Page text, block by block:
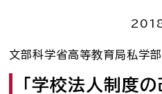
文部科学省高等教育局私学
「学校法人制度